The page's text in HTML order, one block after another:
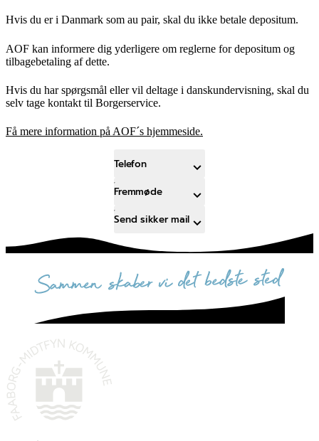
Hvis du er i Danmark som au pair, skal du ikke betale depositum.
AOF kan informere dig yderligere om reglerne for depositum og
tilbagebetaling af dette.
Hvis du har spørgsmål eller vil deltage i danskundervisning, skal du
selv tage kontakt til Borgerservice.
Få mere information på AOF´s hjemmeside.
Telefon
Fremmøde
Send sikker mail
sammen skaber vi det bedste sted